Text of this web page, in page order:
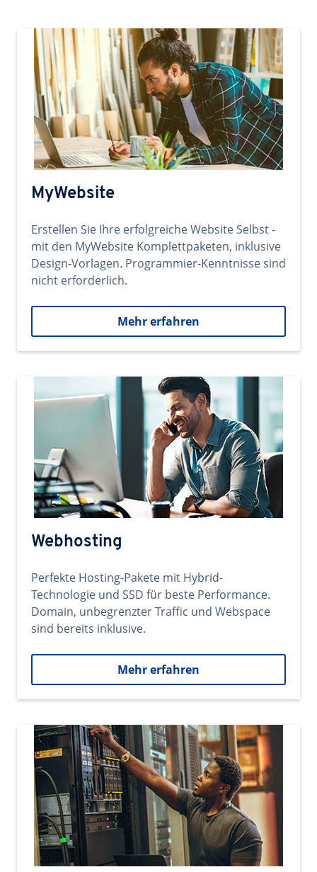
MyWebsite
Erstellen Sie Ihre erfolgreiche Website Selbst -
mit den MyWebsite Komplettpaketen, inklusive
Design-Vorlagen. Programmier-Kenntnisse sind
nicht erforderlich.
Mehr erfahren
Webhosting
Perfekte Hosting-Pakete mit Hybrid-
Technologie und SSD für beste Performance.
Domain, unbegrenzter Traffic und Webspace
sind bereits inklusive.
Mehr erfahren